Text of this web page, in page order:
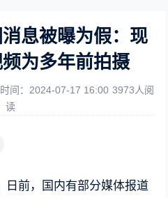
息被曝为假：现
为多年前拍摄
时间：2024-07-17 16:00 3973人阅
读
日前，国内有部分媒体报道